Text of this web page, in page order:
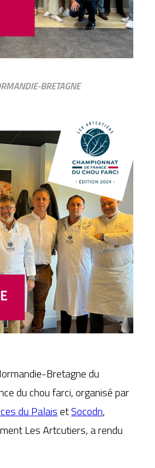
BRETAGNE
Bretagne du
du chou farci, organisé par
du PalaisetSocodn,
Les Artcutiers, a rendu